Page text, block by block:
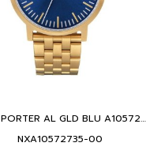
Nixon PORTER AL GLD BLU A10572735-00 Stainless Steel
NXA10572735-00